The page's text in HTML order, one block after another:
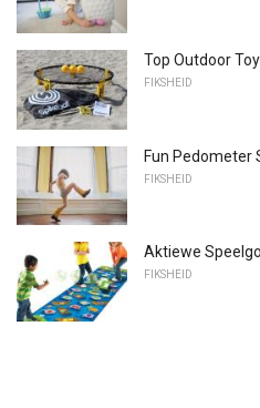
Top Outdoor
FIKSHEID
Fun Pedometer
FIKSHEID
Aktiewe
FIKSHEID